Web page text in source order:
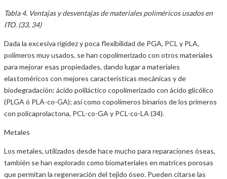
Tabla 4. Ventajas y desventajas de materiales poliméricos usados en
ITO. (33, 34)
Dada la excesiva rigidez y poca flexibilidad de PGA, PCL y PLA,
polímeros muy usados, se han copolimerizado con otros materiales
para mejorar esas propiedades, dando lugar a materiales
elastoméricos con mejores características mecánicas y de
biodegradación: ácido poliláctico copolimerizado con ácido glicólico
(PLGA ó PLA-co-GA); así como copolímeros binarios de los primeros
con policaprolactona, PCL-co-GA y PCL-co-LA (34).
Metales
Los metales, utilizados desde hace mucho para reparaciones óseas,
también se han explorado como biomateriales en matrices porosas
que permitan la regeneración del tejido óseo. Pueden citarse las